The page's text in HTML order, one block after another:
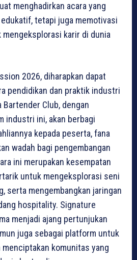
menghadirkan acara yang
tetapi juga memotivasi
karir di dunia
2026, diharapkan dapat
pendidikan dan praktik industri
Club, dengan
industri ini, akan berbagi
kepada peserta, fana
wadah bagi pengembangan
ini merupakan kesempatan
untuk mengeksplorasi seni
serta mengembangkan jaringan
hospitality. Signature
menjadi ajang pertunjukan
juga sebagai platform untuk
komunitas yang